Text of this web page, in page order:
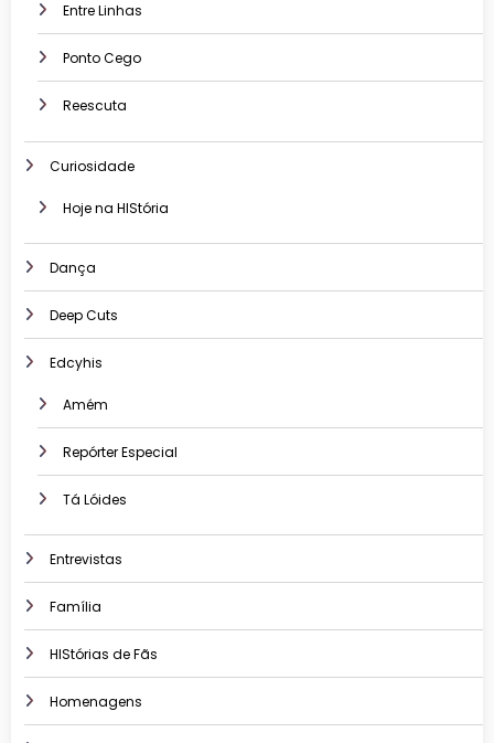
Entre Linhas
Ponto Cego
Reescuta
Curiosidade
Hoje na HIStória
Dança
Deep Cuts
Edcyhis
Amém
Repórter Especial
Tá Lóides
Entrevistas
Família
HIStórias de Fãs
Homenagens